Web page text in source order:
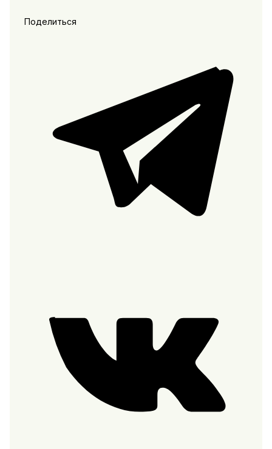
Поделиться